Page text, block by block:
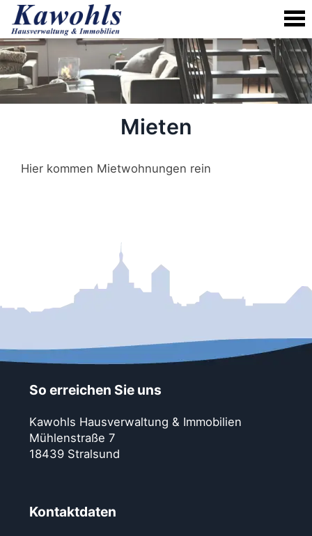
Skip
content
Mieten
Hier kommen Mietwohnungen rein
So erreichen Sie uns
Kawohls Hausverwaltung & Immobilien
Mühlenstraße 7
18439 Stralsund
Kontaktdaten